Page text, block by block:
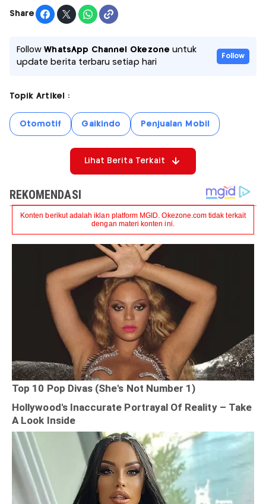
Share
FollowWhatsApp Channel Okezone untuk
update berita terbaru setiap hari
Follow
Topik Artikel :
Otomotif Gaikindo Penjualan Mobil
Lihat Berita Terkait